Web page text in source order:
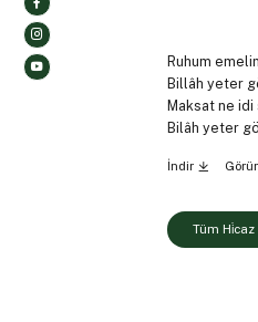
Ruhum
Billâh yeter
Maksat ne
Bilâh yeter
İndir
Tüm Hi̇caz